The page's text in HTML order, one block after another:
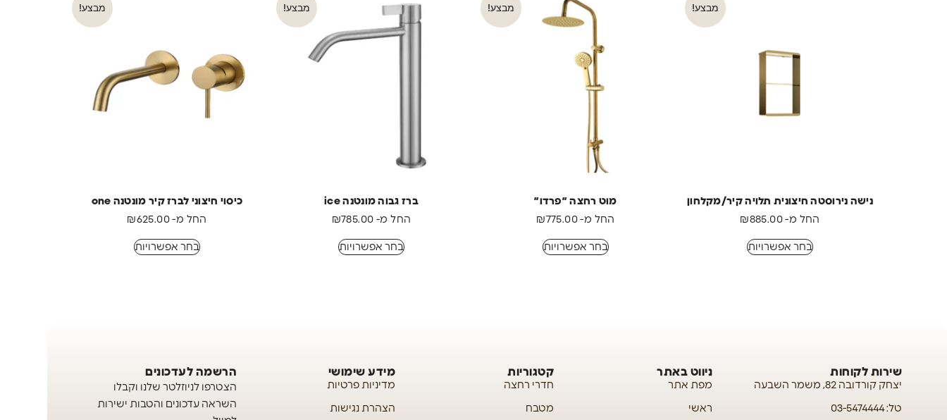
מבצע!
נישה נירוסטה חיצונית תלויה קיר/מקלחון
החל מ-
₪885.00
בחר אפשרויות
מבצע!
מוט רחצה ״פרדו״
החל מ-
₪775.00
בחר אפשרויות
מבצע!
ברז גבוה מונטנה ice
החל מ-
₪785.00
בחר אפשרויות
מבצע!
כיסוי חיצוני לברז קיר מונטנה one
החל מ-
₪625.00
בחר אפשרויות
שירות לקוחות
יצחק קורדובה 82, משמר השבעה
טל: 03-5474444
ניווט באתר
מפת אתר
ראשי
קטגוריות
חדרי רחצה
מטבח
מידע שימושי
מדיניות פרטיות
הצהרת נגישות
הרשמה לעדכונים
הצטרפו לניוזלטר שלנו וקבלו
השראה עדכונים והטבות ישירות